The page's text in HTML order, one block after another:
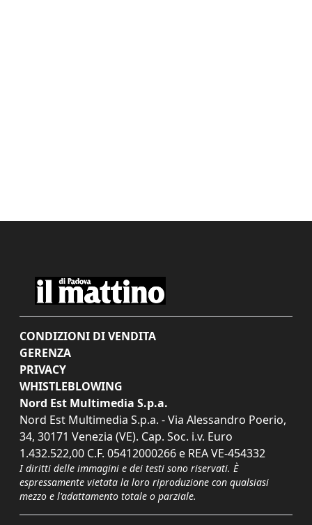
CONDIZIONI DI VENDITA
GERENZA
PRIVACY
WHISTLEBLOWING
Nord Est Multimedia S.p.a.
Nord Est Multimedia S.p.a. - Via Alessandro Poerio,
34, 30171 Venezia (VE). Cap. Soc. i.v. Euro
1.432.522,00 C.F. 05412000266 e REA VE-454332
I diritti delle immagini e dei testi sono riservati. È
espressamente vietata la loro riproduzione con qualsiasi
mezzo e l'adattamento totale o parziale.